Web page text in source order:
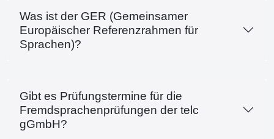
Was ist der GER (Gemeinsamer
Europäischer Referenzrahmen für
Sprachen)?
Gibt es Prüfungstermine für die
Fremdsprachenprüfungen der telc
gGmbH?